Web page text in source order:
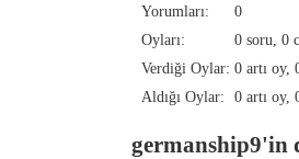
Yorumları:
0
Oyları:
0soru, 0
Verdiği Oylar: 0artı oy,
Aldığı Oylar:
0artı oy,
germanship9'in